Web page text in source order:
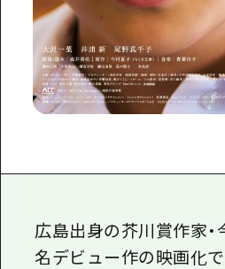
広島出身の芥川賞作家
名デビュー作の映画化で